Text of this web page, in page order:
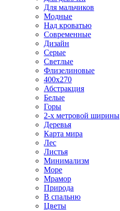
Для мальчиков
Модные
Над кроватью
Современные
Дизайн
Серые
Светлые
Флизелиновые
400х270
Абстракция
Белые
Горы
2-х метровой ширины
Деревья
Карта мира
Лес
Листья
Минимализм
Море
Мрамор
Природа
В спальню
Цветы